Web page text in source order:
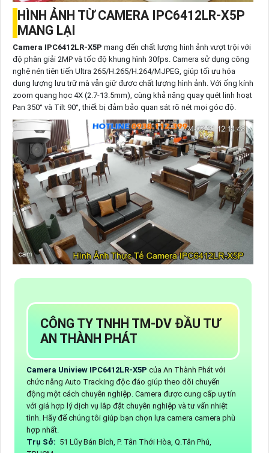
HÌNH ẢNH TỪ CAMERA IPC6412LR-X5P
MANG LẠI
Camera IPC6412LR-X5P mang đến chất lượng hình ảnh vượt trội với
độ phân giải 2MP và tốc độ khung hình 30fps. Camera sử dụng công
nghệ nén tiên tiến Ultra 265/H.265/H.264/MJPEG, giúp tối ưu hóa
dung lượng lưu trữ mà vẫn giữ được chất lượng hình ảnh. Với ống kính
zoom quang học 4X (2.7-13.5mm), cùng khả năng quay quét linh hoạt
Pan 350° và Tilt 90°, thiết bị đảm bảo quan sát rõ nét mọi góc độ.
CÔNG TY TNHH TM-DV ĐẦU TƯ
AN THÀNH PHÁT
Camera Uniview IPC6412LR-X5P của An Thành Phát với
chức năng Auto Tracking độc đáo giúp theo dõi chuyển
động một cách chuyên nghiệp. Camera được cung cấp uy tín
với giá hợp lý dịch vụ lắp đặt chuyên nghiệp và tư vấn nhiệt
tình. Hãy để chúng tôi giúp bạn chọn lựa camera camera phù
hợp nhất.
Trụ Sở: 51 Lũy Bán Bích, P. Tân Thới Hòa, Q.Tân Phú,